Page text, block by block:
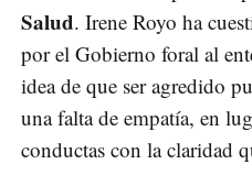
Salud. Irene Royo ha
por el Gobierno foral al
idea de que ser agredido
una falta de empatía, en
conductas con la claridad